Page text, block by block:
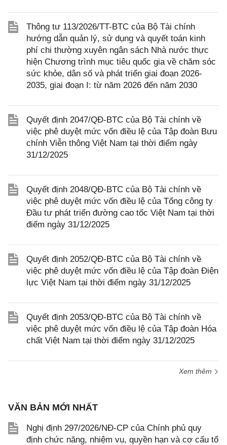
Thông tư 113/2026/TT-BTC của Bộ Tài chính
hướng dẫn quản lý, sử dụng và quyết toán kinh
phí chi thường xuyên ngân sách Nhà nước thực
hiện Chương trình mục tiêu quốc gia về chăm sóc
sức khỏe, dân số và phát triển giai đoạn 2026-
2035, giai đoạn I: từ năm 2026 đến năm 2030
Quyết định 2047/QĐ-BTC của Bộ Tài chính về
việc phê duyệt mức vốn điều lệ của Tập đoàn Bưu
chính Viễn thông Việt Nam tại thời điểm ngày
31/12/2025
Quyết định 2048/QĐ-BTC của Bộ Tài chính về
việc phê duyệt mức vốn điều lệ của Tổng công ty
Đầu tư phát triển đường cao tốc Việt Nam tại thời
điểm ngày 31/12/2025
Quyết định 2052/QĐ-BTC của Bộ Tài chính về
việc phê duyệt mức vốn điều lệ của Tập đoàn Điện
lực Việt Nam tại thời điểm ngày 31/12/2025
Quyết định 2053/QĐ-BTC của Bộ Tài chính về
việc phê duyệt mức vốn điều lệ của Tập đoàn Hóa
chất Việt Nam tại thời điểm ngày 31/12/2025
Xem thêm
VĂN BẢN MỚI NHẤT
Nghị định 297/2026/NĐ-CP của Chính phủ quy
định chức năng, nhiệm vụ, quyền hạn và cơ cấu tổ